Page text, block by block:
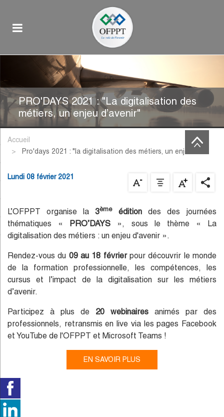
PRO'DAYS 2021 : "La digitalisation des
métiers, un enjeu d’avenir"
Accueil
pro'days 2021 : "la digitalisation des métiers, un enjeu…
Lundi 08 février 2021
L’OFPPT organise la3èmeéditiondes des journées
thématiques « PRO’DAYS », sous le thème « La
digitalisation des métiers : un enjeu d'avenir ».
Rendez-vous du 09 au 18 févrierpour découvrir le monde
de la formation professionnelle, les compétences, les
cursus et l’impact de la digitalisation sur les métiers
d’avenir.
Participez à plus de 20 webinaires animés par des
professionnels, retransmis en live via les pages Facebook
et YouTube de l'OFPPT et Microsoft Teams !
EN SAVOIR PLUS